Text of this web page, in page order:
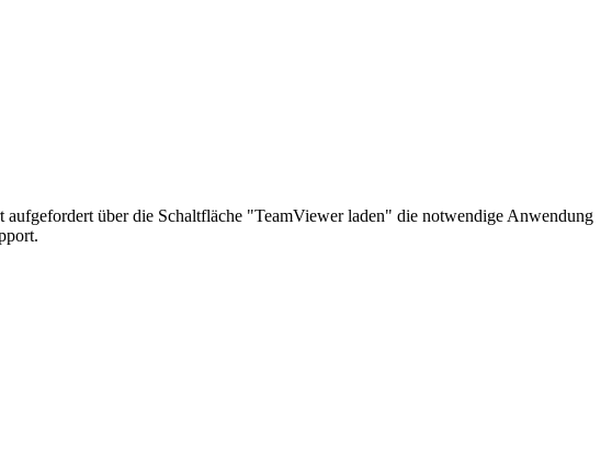
über die Schaltfläche "TeamViewer laden" die notwendige Anwendung